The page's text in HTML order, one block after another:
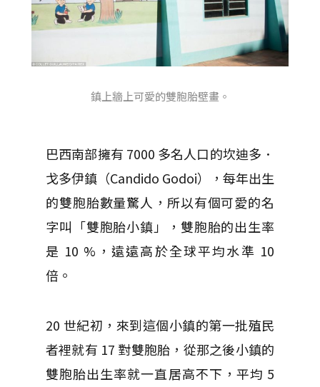
鎮上牆上可愛的雙胞胎壁畫。
巴西南部擁有 7000 多名人口的坎迪多．
戈多伊鎮（Candido Godoi），每年出生
的雙胞胎數量驚人，所以有個可愛的名
字叫「雙胞胎小鎮」，雙胞胎的出生率
是 10 %，遠遠高於全球平均水準 10
倍。
20 世紀初，來到這個小鎮的第一批殖民
者裡就有 17 對雙胞胎，從那之後小鎮的
雙胞胎出生率就一直居高不下，平均 5